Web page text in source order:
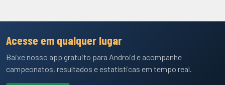
Acesse em qualquer lugar
Baixe nosso app gratuito para Android e acompanhe
campeonatos, resultados e estatísticas em tempo real.